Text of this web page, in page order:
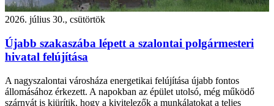
2026. július 30., csütörtök
Újabb szakaszába lépett a szalontai polgármesteri
hivatal felújítása
A nagyszalontai városháza energetikai felújítása újabb fontos
állomásához érkezett. A napokban az épület utolsó, még működő
szárnyát is kiürítik, hogy a kivitelezők a munkálatokat a teljes